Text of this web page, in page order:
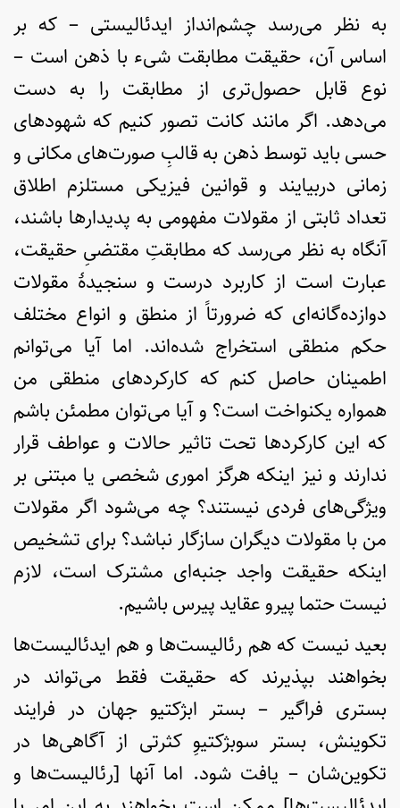
به نظر می‌رسد چشم‌انداز اید‌ئالیستی – که بر
اساس آن، حقیقت مطابقت شیء با ذهن است –
نوع قابل حصول‌تری از مطابقت را به دست
می‌دهد. اگر مانند کانت تصور کنیم که شهودهای
حسی باید توسط ذهن به قالبِ صورت‌های مکانی و
زمانی دربیایند و قوانین فیزیکی مستلزم اطلاق
تعداد ثابتی از مقولات مفهومی به پدیدارها باشند،
آنگاه به نظر می‌رسد که مطابقتِ مقتضیِ حقیقت،
عبارت است از کاربرد درست و سنجیدۀ مقولات
دوازده‌گانه‌ای که ضرورتاً از منطق و انواع مختلف
حکم منطقی استخراج شده‌اند. اما آیا می‌توانم
اطمینان حاصل کنم که کارکردهای منطقی من
همواره یکنواخت است؟ و آیا می‌توان مطمئن باشم
که این کارکردها تحت تاثیر حالات و عواطف قرار
ندارند و نیز اینکه هرگز اموری شخصی یا مبتنی بر
ویژگی‌های فردی نیستند؟‌ چه می‌شود اگر مقولات
من با مقولات دیگران سازگار نباشد؟ برای تشخیص
اینکه حقیقت واجد جنبه‌ای مشترک است، لازم
نیست حتما پیرو عقاید پیرس باشیم.
بعید نیست که هم رئالیست‌ها و هم ایدئالیست‌ها
بخواهند بپذیرند که حقیقت فقط می‌تواند در
بستری فراگیر – بستر ابژکتیو جهان در فرایند
تکوینش، بستر سوبژکتیوِ کثرتی از آگاهی‌ها در
تکوین‌شان – یافت شود. اما آنها [رئالیست‌ها و